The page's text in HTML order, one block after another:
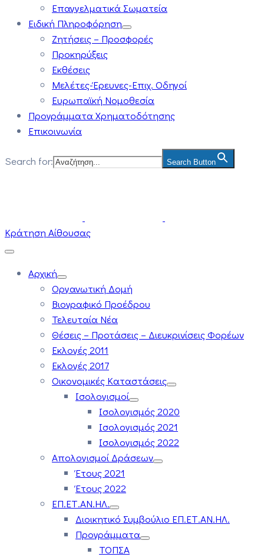
Επαγγελματικά Σωματεία
Ειδική Πληροφόρηση
Ζητήσεις – Προσφορές
Προκηρύξεις
Εκθέσεις
Μελέτες-Έρευνες-Επιχ. Οδηγοί
Ευρωπαϊκή Νομοθεσία
Προγράμματα Χρηματοδότησης
Επικοινωνία
Search for: Search Button
Κράτηση Αίθουσας
Αρχική
Οργανωτική Δομή
Βιογραφικό Προέδρου
Τελευταία Νέα
Θέσεις – Προτάσεις – Διευκρινίσεις Φορέων
Εκλογές 2011
Εκλογές 2017
Οικονομικές Καταστάσεις
Ισολογισμοί
Ισολογισμός 2020
Ισολογισμός 2021
Ισολογισμός 2022
Απολογισμοί Δράσεων
Έτους 2021
Έτους 2022
ΕΠ.ΕΤ.ΑΝ.ΗΛ.
Διοικητικό Συμβούλιο ΕΠ.ΕΤ.ΑΝ.ΗΛ.
Προγράμματα
ΤΟΠΣΑ